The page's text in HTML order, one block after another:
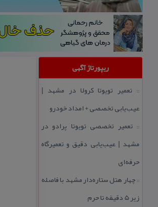
ریپورتاژ آگهی
:: تعمیر تویوتا كرولا در مشهد |
عیب‌یابی تخصصی + امداد خودرو
:: تعمیر تخصصی تویوتا پرادو در
مشهد | عیب‌یابی دقیق و تعمیرگاه
حرفه‌ای
::چهار هتل‌ ستاره‌دار مشهد با فاصله
زیر 5 دقیقه تا حرم